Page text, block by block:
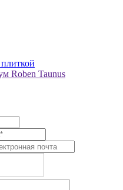
Roben Taunus